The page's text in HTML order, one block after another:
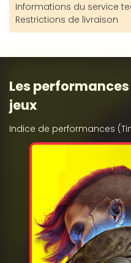
Informations du service
Restrictions de livraison
Les performances
jeux
Indice de performances